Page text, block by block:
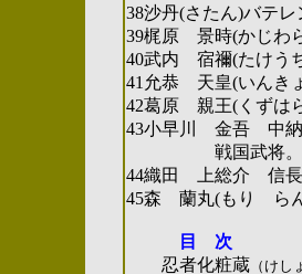
38沙丹(さたん)バテ
39梶原 景時(かじわ
40武内 宿禰(たけう
41允恭 天皇(いんき
42葛原 親王(くずは
43小早川 金吾 中
戦国武将。
44織田 上総介 信長
45森 蘭丸(もり らん
目 次
忍者化粧蔵 （けし